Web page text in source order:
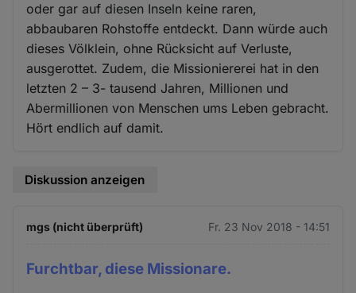
oder gar auf diesen Inseln keine raren,
abbaubaren Rohstoffe entdeckt. Dann würde auch
dieses Völklein, ohne Rücksicht auf Verluste,
ausgerottet. Zudem, die Missioniererei hat in den
letzten 2 – 3- tausend Jahren, Millionen und
Abermillionen von Menschen ums Leben gebracht.
Hört endlich auf damit.
Diskussion anzeigen
mgs (nicht überprüft) Fr. 23 Nov 2018 - 14:51
Furchtbar, diese Missionare.